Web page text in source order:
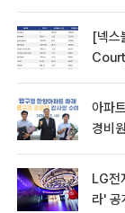
[넥
아파
경비
LG전
라'